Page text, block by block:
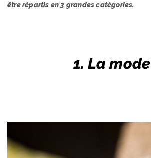
être répartis en 3 grandes catégories.
1. La mode